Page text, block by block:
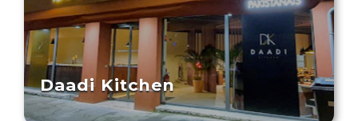
Daadi Kitchen